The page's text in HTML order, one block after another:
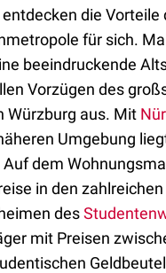
die Vorteile
für sich.
beeindruckende
Vorzügen des
Würzburg aus. Mit
Umgebung
dem
in den zahlreichen
des
mit Preisen